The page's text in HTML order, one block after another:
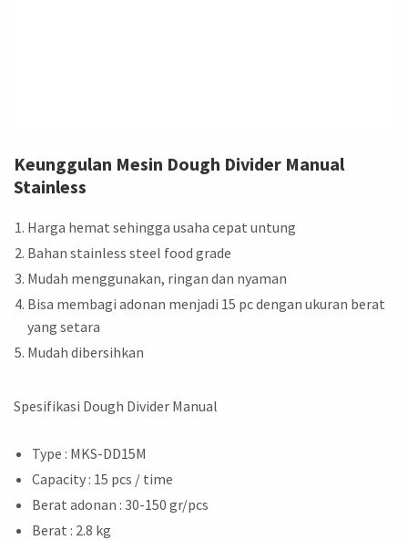
Keunggulan Mesin Dough Divider Manual
Stainless
Harga hemat sehingga usaha cepat untung
Bahan stainless steel food grade
Mudah menggunakan, ringan dan nyaman
Bisa membagi adonan menjadi 15 pc dengan ukuran berat
yang setara
Mudah dibersihkan
Spesifikasi Dough Divider Manual
Type : MKS-DD15M
Capacity : 15 pcs / time
Berat adonan : 30-150 gr/pcs
Berat : 2.8 kg